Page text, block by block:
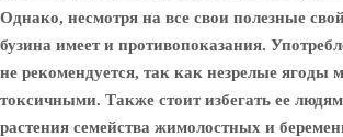
Однако, несмотря на все свои полезные
бузина имеет и противопоказания.
не рекомендуется, так как незрелые ягоды
токсичными. Также стоит избегать ее
растения семейства жимолостных и